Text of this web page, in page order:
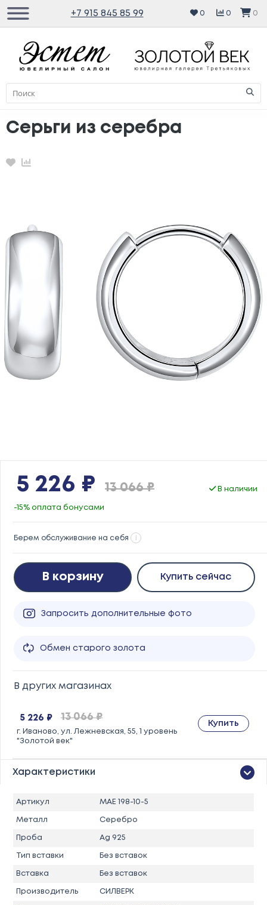
+7 915 845 85 99 0 0 0
Серьги из серебра
Избранное
Сравнение
5 226 ₽ 13 066 ₽ В наличии
-15% оплата бонусами
Берем обслуживание на себя i
В корзину Купить сейчас
Запросить дополнительные фото
Обмен старого золота
В других магазинах
5 226 ₽ 13 066 ₽
г. Иваново, ул. Лежневская, 55, 1 уровень
"Золотой век"
Купить
Характеристики
Артикул MAE 198-10-5
Металл Серебро
Проба Ag 925
Тип вставки Без вставок
Вставка Без вставок
Производитель СИЛВЕРК